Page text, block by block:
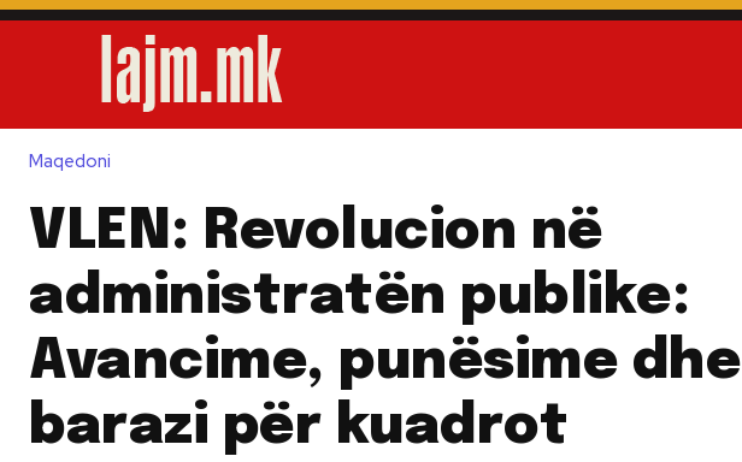
Maqedoni
VLEN: Revolucion në
administratën publike:
Avancime, punësime dhe
barazi për kuadrot